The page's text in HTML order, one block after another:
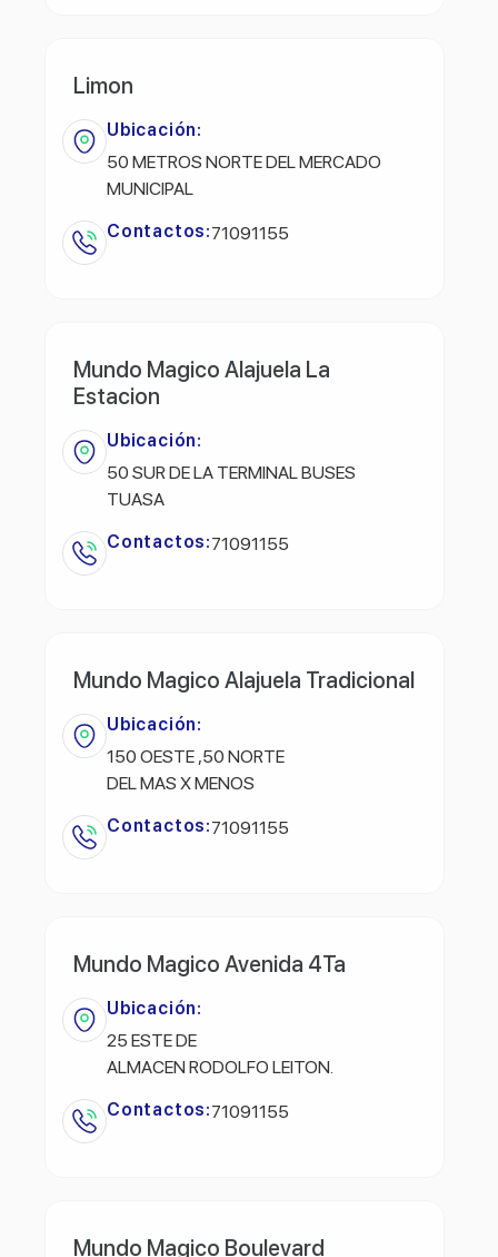
Limon
Ubicación:
50 METROS NORTE DEL MERCADO
MUNICIPAL
Contactos:71091155
Mundo Magico Alajuela La
Estacion
Ubicación:
50 SUR DE LA TERMINAL BUSES
TUASA
Contactos:71091155
Mundo Magico Alajuela Tradicional
Ubicación:
150 OESTE ,50 NORTE
DEL MAS X MENOS
Contactos:71091155
Mundo Magico Avenida 4Ta
Ubicación:
25 ESTE DE
ALMACEN RODOLFO LEITON.
Contactos:71091155
Mundo Magico Boulevard